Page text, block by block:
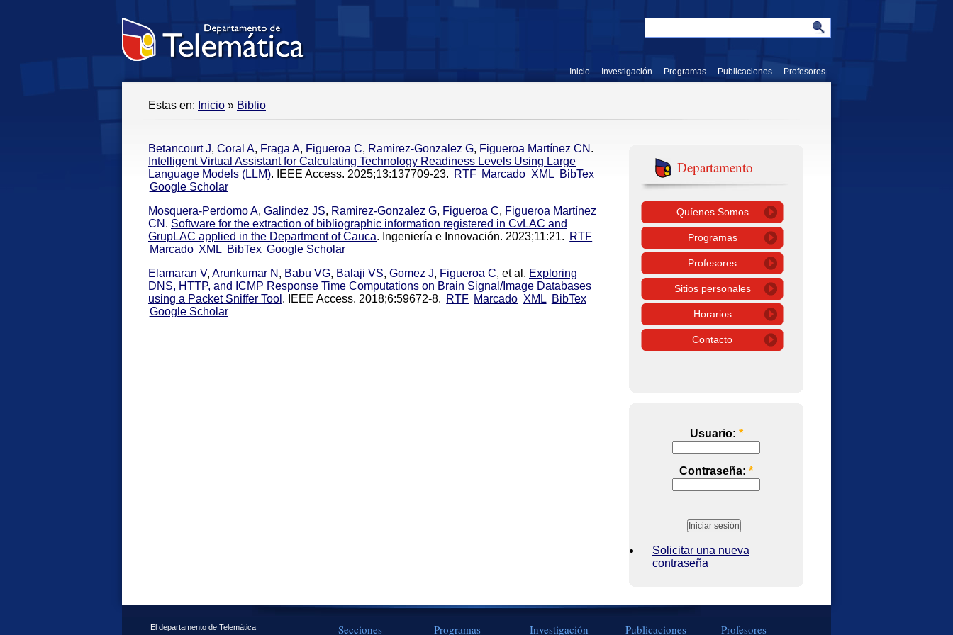
Inicio Investigación Programas Publicaciones Profesores
Estas en: Inicio » Biblio
Betancourt J, Coral A, Fraga A, Figueroa C, Ramirez-Gonzalez G, Figueroa Martínez CN .
Intelligent Virtual Assistant for Calculating Technology Readiness Levels Using Large
Language Models (LLM). IEEE Access. 2025;13:137709-23. RTF Marcado XML BibTex
Google Scholar
Mosquera-Perdomo A, Galindez JS, Ramirez-Gonzalez G, Figueroa C, Figueroa Martínez
CN . Software for the extraction of bibliographic information registered in CvLAC and
GrupLAC applied in the Department of Cauca. Ingeniería e Innovación. 2023;11:21. RTF
Marcado XML BibTex Google Scholar
Elamaran V, Arunkumar N , Babu VG, Balaji VS, Gomez J, Figueroa C, et al. Exploring
DNS, HTTP, and ICMP Response Time Computations on Brain Signal/Image Databases
using a Packet Sniffer Tool . IEEE Access. 2018;6:59672-8. RTF Marcado XML BibTex
Google Scholar
Departamento
Quíenes Somos
Programas
Profesores
Sitios personales
Horarios
Contacto
Usuario: *
Contraseña: *
Solicitar una nueva
contraseña
El departamento de Telemática
Secciones Programas Investigación Publicaciones Profesores